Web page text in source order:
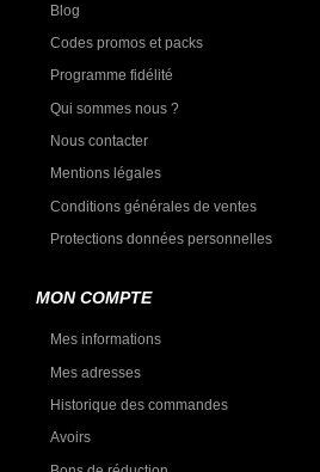
Blog
Codes promos et packs
Programme fidélité
Qui sommes nous ?
Nous contacter
Mentions légales
Conditions générales de ventes
Protections données personnelles
MON COMPTE
Mes informations
Mes adresses
Historique des commandes
Avoirs